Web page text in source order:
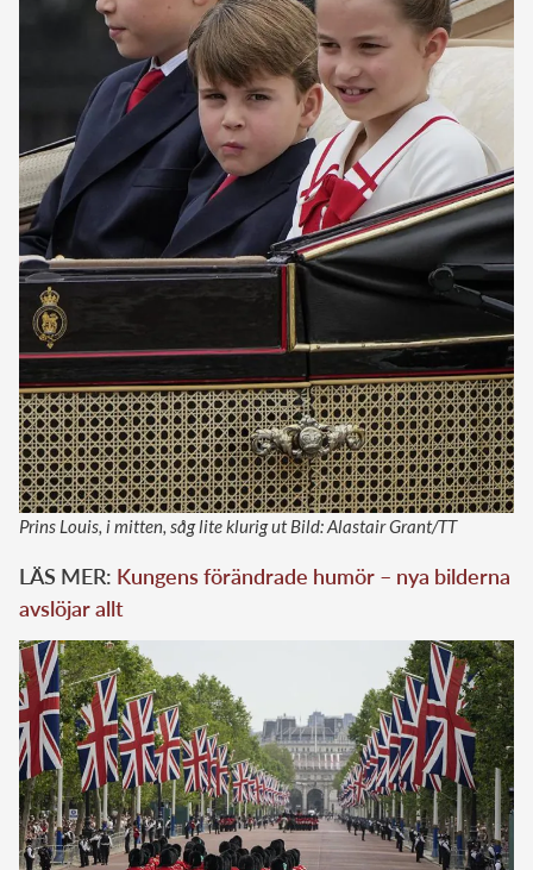
Prins Louis, i mitten, såg lite klurig ut Bild: Alastair Grant/TT
LÄS MER: Kungens förändrade humör – nya bilderna
avslöjar allt